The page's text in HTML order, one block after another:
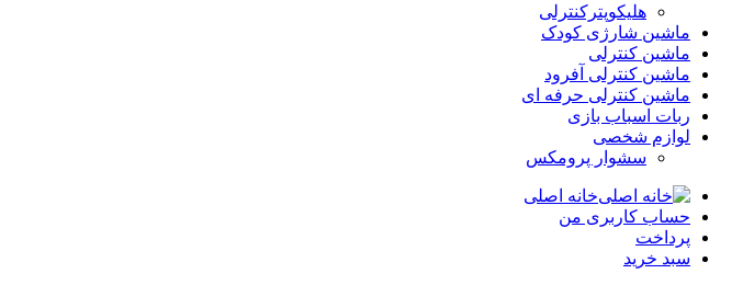
هلیکوپترکنترلی
ماشین شارژی کودک
ماشین کنترلی
ماشین کنترلی آفرود
ماشین کنترلی حرفه ای
ربات اسباب بازی
لوازم شخصی
سشوار پرومکس
خانه اصلی
حساب کاربری من
پرداخت
سبد خرید